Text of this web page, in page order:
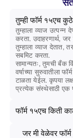
तुम्ही फॉर्म १५एच
तुम्हाला व्याज उत्पन्न
करता. उदाहरणार्थ,
तुम्हाला व्याज देतात,
सबमिट करता.
सामान्यतः, तुमची बँक
वर्षाच्या सुरुवातीला
टाळता येईल. कृपया
प्रत्येक संस्थेसाठी एक
फॉर्म १५एच किती
जर मी वेळेवर